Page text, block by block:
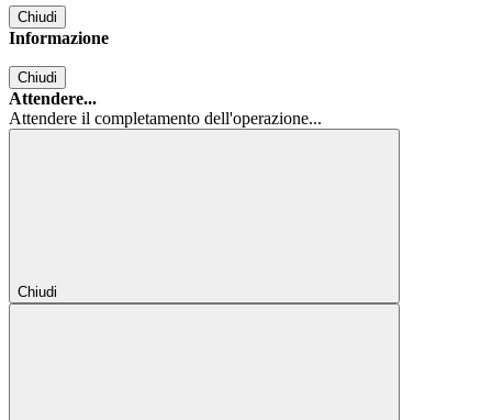
Chiudi
Informazione
Chiudi
Attendere...
Attendere il completamento dell'operazione...
Chiudi